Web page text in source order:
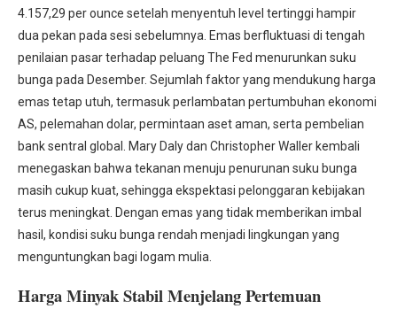
4.157,29 per ounce setelah menyentuh level tertinggi hampir
dua pekan pada sesi sebelumnya. Emas berfluktuasi di tengah
penilaian pasar terhadap peluang The Fed menurunkan suku
bunga pada Desember. Sejumlah faktor yang mendukung harga
emas tetap utuh, termasuk perlambatan pertumbuhan ekonomi
AS, pelemahan dolar, permintaan aset aman, serta pembelian
bank sentral global. Mary Daly dan Christopher Waller kembali
menegaskan bahwa tekanan menuju penurunan suku bunga
masih cukup kuat, sehingga ekspektasi pelonggaran kebijakan
terus meningkat. Dengan emas yang tidak memberikan imbal
hasil, kondisi suku bunga rendah menjadi lingkungan yang
menguntungkan bagi logam mulia.
Harga Minyak Stabil Menjelang Pertemuan